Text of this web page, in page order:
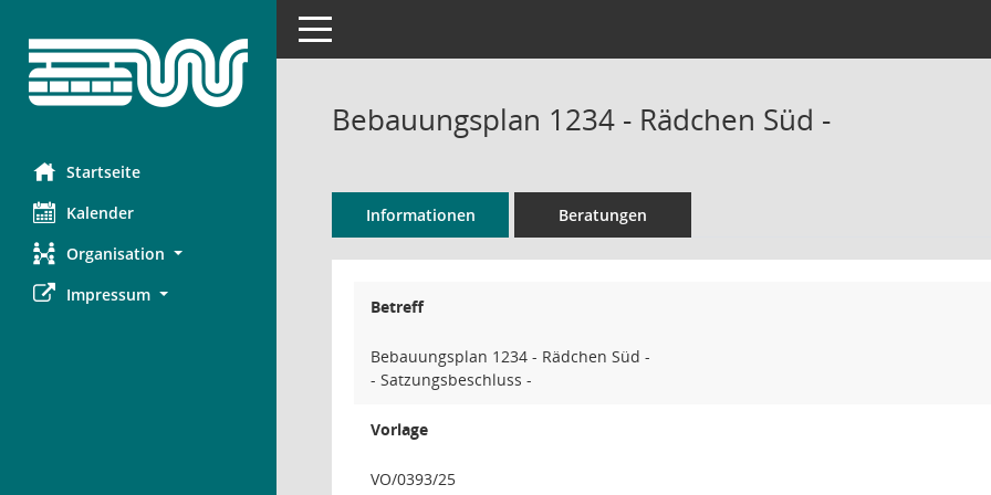
Startseite
Kalender
Organisation
Impressum
Toggle navigation
Bebauungsplan 1234 - Rädchen Süd -
Informationen Beratungen
Betreff
Bebauungsplan 1234 - Rädchen Süd -
- Satzungsbeschluss -
Vorlage
VO/0393/25